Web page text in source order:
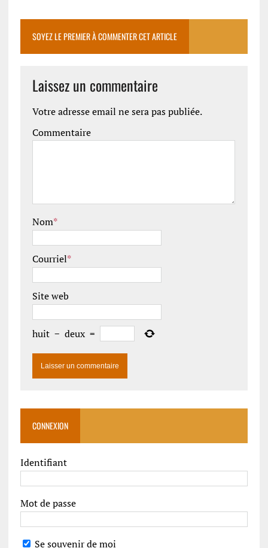
SOYEZ LE PREMIER À COMMENTER CET ARTICLE
Laissez un commentaire
Votre adresse email ne sera pas publiée.
Commentaire
Nom*
Courriel*
Site web
huit − deux =
CONNEXION
Identifiant
Mot de passe
Se souvenir de moi